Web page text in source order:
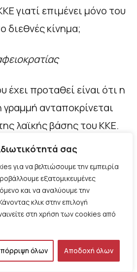
σας
για να βελτιώσουμε την εμπειρία
εξατομικευμένες
και να αναλύουμε την
κλικ στην επιλογή
στη χρήση των cookies από
όλων Αποδοχή όλων
γιατί επιμένει μόνο του
διεθνές κίνημα;
έχει προταθεί είναι ότι η
ανταποκρίνεται
λαϊκής βάσης του ΚΚΕ.
ως δόλωμα για
νερά της διάχυτης
κοινωνίας. Δεν
ότι πράγματι
σε ορισμένες
σε άλλες τόσες
του κόμματος